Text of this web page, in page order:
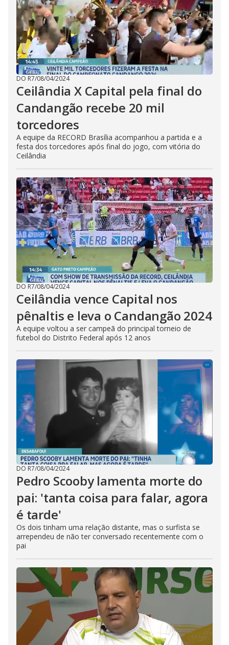
DO R7/08/04/2024
Ceilândia X Capital pela final do
Candangão recebe 20 mil
torcedores
A equipe da RECORD Brasília acompanhou a partida e a
festa dos torcedores após final do jogo, com vitória do
Ceilândia
DO R7/08/04/2024
Ceilândia vence Capital nos
pênaltis e leva o Candangão 2024
A equipe voltou a ser campeã do principal torneio de
futebol do Distrito Federal após 12 anos
DO R7/08/04/2024
Pedro Scooby lamenta morte do
pai: 'tanta coisa para falar, agora
é tarde'
Os dois tinham uma relação distante, mas o surfista se
arrependeu de não ter conversado recentemente com o
pai